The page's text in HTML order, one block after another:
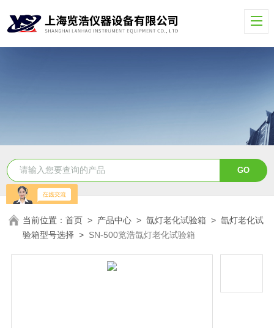
当前位置：首页 > 产品中心 >氙灯老化试验箱 >氙灯老化试
验箱型号选择 > SN-500览浩氙灯老化试验箱